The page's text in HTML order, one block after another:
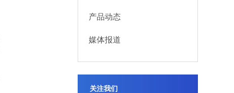
产品动态
媒体报道
关注我们